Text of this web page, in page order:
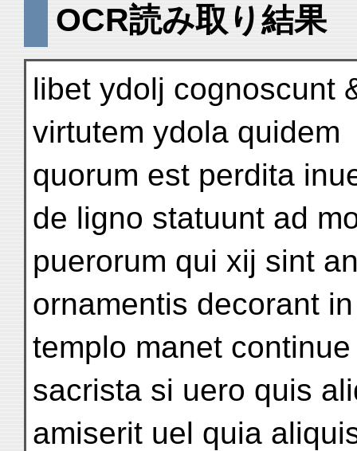
OCR読み取り結果
libet ydolj cognoscunt
virtutem ydola quidem
quorum est perdita
de ligno statuunt ad
puerorum qui xij sint
ornamentis decorant
templo manet
sacrista si uero quis
amiserit uel quia